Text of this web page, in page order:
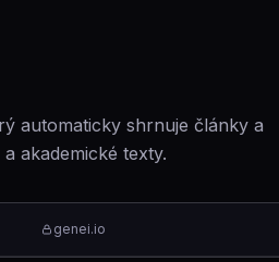
automaticky shrnuje články a
akademické texty.
genei.io